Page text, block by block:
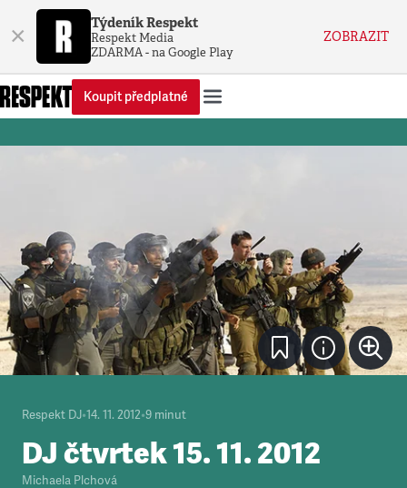
× Týdeník Respekt
Respekt Media
ZDARMA - na Google Play
ZOBRAZIT
Koupit předplatné
Respekt DJ•14. 11. 2012•9 minut
DJ čtvrtek 15. 11. 2012
Michaela Plchová